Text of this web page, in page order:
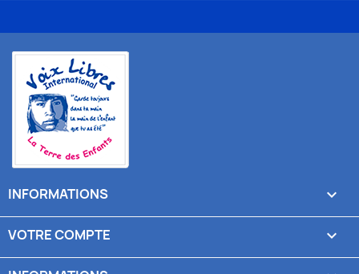
INFORMATIONS 
VOTRE COMPTE 